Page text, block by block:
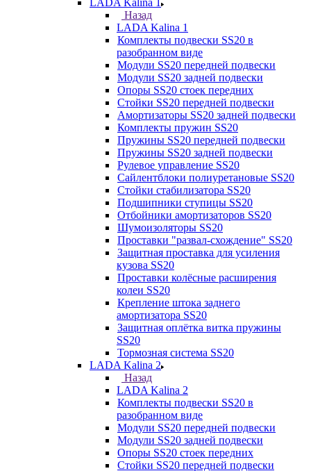
LADA Kalina 1
Назад
LADA Kalina 1
Комплекты подвески SS20 в
разобранном виде
Модули SS20 передней подвески
Модули SS20 задней подвески
Опоры SS20 стоек передних
Стойки SS20 передней подвески
Амортизаторы SS20 задней подвески
Комплекты пружин SS20
Пружины SS20 передней подвески
Пружины SS20 задней подвески
Рулевое управление SS20
Сайлентблоки полиуретановые SS20
Стойки стабилизатора SS20
Подшипники ступицы SS20
Отбойники амортизаторов SS20
Шумоизоляторы SS20
Проставки "развал-схождение" SS20
Защитная проставка для усиления
кузова SS20
Проставки колёсные расширения
колеи SS20
Крепление штока заднего
амортизатора SS20
Защитная оплётка витка пружины
SS20
Тормозная система SS20
LADA Kalina 2
Назад
LADA Kalina 2
Комплекты подвески SS20 в
разобранном виде
Модули SS20 передней подвески
Модули SS20 задней подвески
Опоры SS20 стоек передних
Стойки SS20 передней подвески